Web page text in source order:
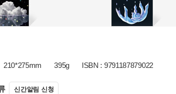
210*275mm 395g ISBN : 9791187879022
신간알림 신청